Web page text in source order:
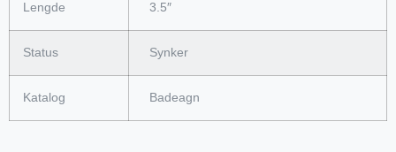
Lengde 3.5″
Status Synker
Katalog Badeagn